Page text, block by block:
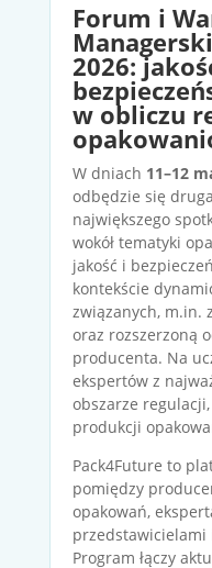
Forum i
2026:
w obliczu
W dniach 11–12
odbędzie się
największego
wokół tematyki
jakość i
kontekście
związanych, m.in.
oraz rozszerzoną
producenta. Na
ekspertów z
obszarze
produkcji
Pack4Future to
pomiędzy
opakowań,
Program łączy